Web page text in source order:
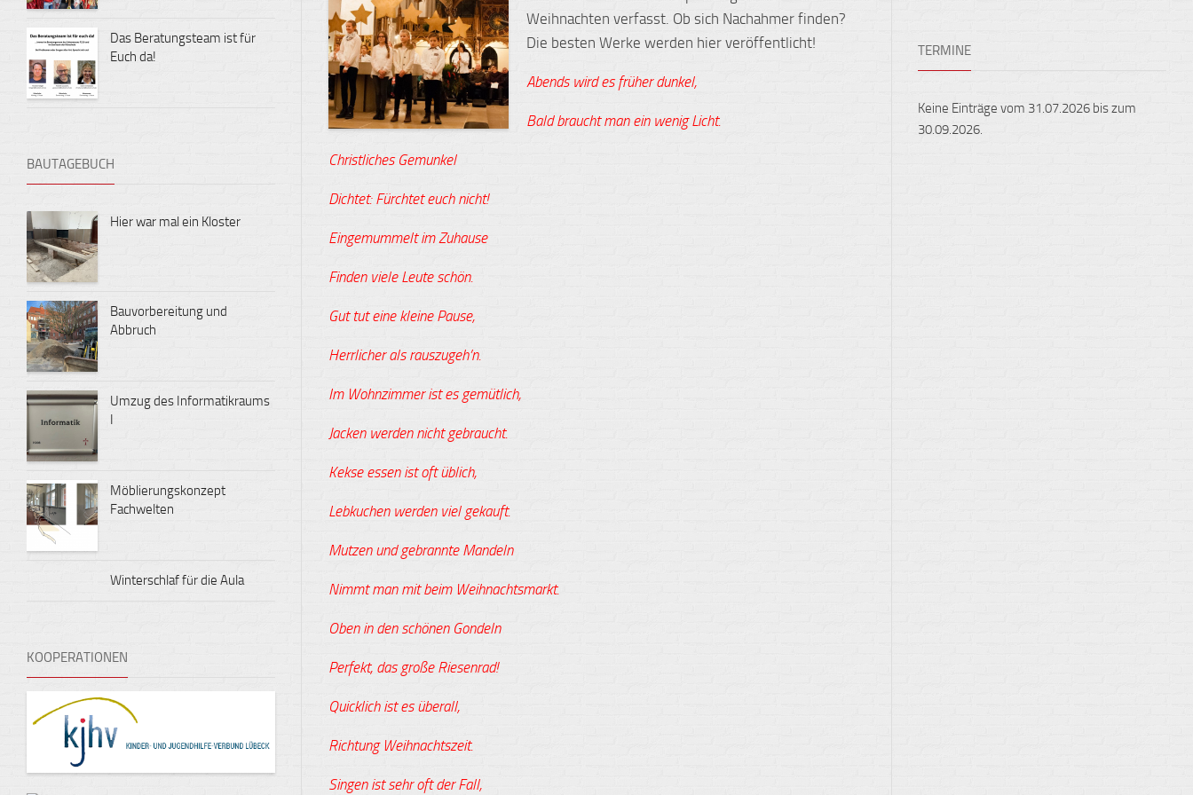
Orientierung
Feste,
Konzerte
Ausstellungen
Weihnachten verfasst. Ob sich Nachahmer finden?
Die besten Werke werden hier veröffentlicht!
Abends wird es früher dunkel,
Bald braucht man ein wenig Licht.
Christliches Gemunkel
Dichtet: Fürchtet euch nicht!
Eingemummelt im Zuhause
Finden viele Leute schön.
Gut tut eine kleine Pause,
Herrlicher als rauszugeh’n.
Im Wohnzimmer ist es gemütlich,
Jacken werden nicht gebraucht.
Kekse essen ist oft üblich,
Lebkuchen werden viel gekauft.
Mutzen und gebrannte Mandeln
Nimmt man mit beim Weihnachtsmarkt.
Oben in den schönen Gondeln
Perfekt, das große Riesenrad!
Quicklich ist es überall,
Richtung Weihnachtszeit.
Singen ist sehr oft der Fall,
Das Beratungsteam ist für
Euch da!
BAUTAGEBUCH
Hier war mal ein Kloster
Bauvorbereitung und
Abbruch
Umzug des Informatikraums
I
Möblierungskonzept
Fachwelten
Winterschlaf für die Aula
KOOPERATIONEN
TERMINE
Keine Einträge vom 31.07.2026 bis zum
30.09.2026.